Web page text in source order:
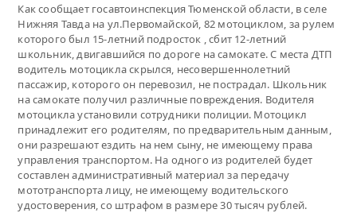
Как сообщает госавтоинспекция Тюменской области, в селе
Нижняя Тавда на ул.Первомайской, 82 мотоциклом, за рулем
которого был 15-летний подросток , сбит 12-летний
школьник, двигавшийся по дороге на самокате. С места ДТП
водитель мотоцикла скрылся, несовершеннолетний
пассажир, которого он перевозил, не пострадал. Школьник
на самокате получил различные повреждения. Водителя
мотоцикла установили сотрудники полиции. Мотоцикл
принадлежит его родителям, по предварительным данным,
они разрешают ездить на нем сыну, не имеющему права
управления транспортом. На одного из родителей будет
составлен административный материал за передачу
мототранспорта лицу, не имеющему водительского
удостоверения, со штрафом в размере 30 тысяч рублей.